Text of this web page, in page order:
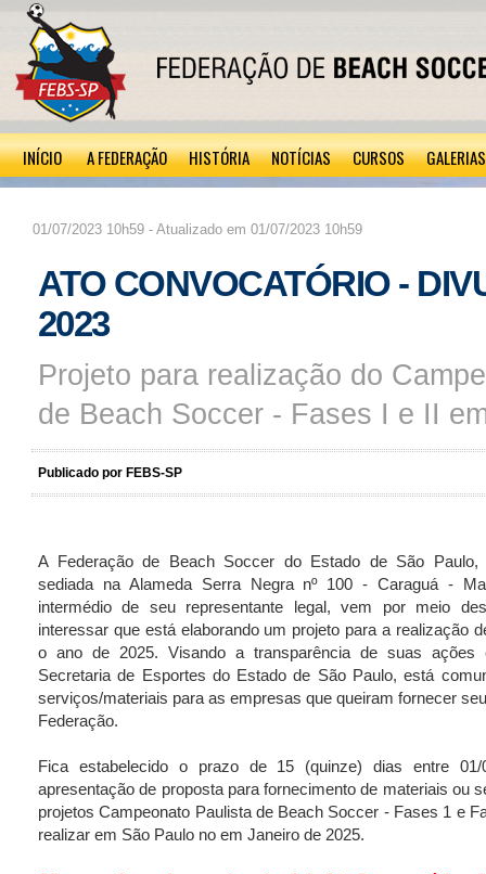
INÍCIO A FEDERAÇÃO HISTÓRIA NOTÍCIAS CURSOS GALERIAS
01/07/2023 10h59 - Atualizado em 01/07/2023 10h59
ATO CONVOCATÓRIO -
2023
Projeto para realização do
de Beach Soccer - Fases I e II
Publicado por FEBS-SP
A Federação de Beach Soccer do Estado de São Paulo,
sediada na Alameda Serra Negra nº 100 - Caraguá -
intermédio de seu representante legal, vem por meio
interessar que está elaborando um projeto para a realização
o ano de 2025. Visando a transparência de suas ações
Secretaria de Esportes do Estado de São Paulo, está
serviços/materiais para as empresas que queiram fornecer
Federação.
Fica estabelecido o prazo de 15 (quinze) dias entre 01/
apresentação de proposta para fornecimento de materiais ou
projetos Campeonato Paulista de Beach Soccer - Fases 1 e
realizar em São Paulo no em Janeiro de 2025.